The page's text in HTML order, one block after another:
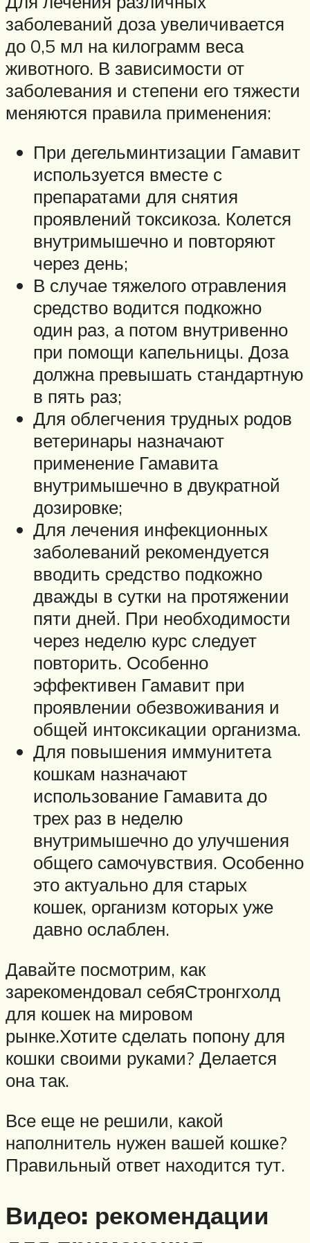
заболеваний доза увеличивается
до 0,5 мл на килограмм веса
животного. В зависимости от
заболевания и степени его тяжести
меняются правила применения:
При дегельминтизации Гамавит
используется вместе с
препаратами для снятия
проявлений токсикоза. Колется
внутримышечно и повторяют
через день;
В случае тяжелого отравления
средство водится подкожно
один раз, а потом внутривенно
при помощи капельницы. Доза
должна превышать стандартную
в пять раз;
Для облегчения трудных родов
ветеринары назначают
применение Гамавита
внутримышечно в двукратной
дозировке;
Для лечения инфекционных
заболеваний рекомендуется
вводить средство подкожно
дважды в сутки на протяжении
пяти дней. При необходимости
через неделю курс следует
повторить. Особенно
эффективен Гамавит при
проявлении обезвоживания и
общей интоксикации организма.
Для повышения иммунитета
кошкам назначают
использование Гамавита до
трех раз в неделю
внутримышечно до улучшения
общего самочувствия. Особенно
это актуально для старых
кошек, организм которых уже
давно ослаблен.
Давайте посмотрим, как
зарекомендовал себяСтронгхолд
для кошек на мировом
рынке.Хотите сделать попону для
кошки своими руками? Делается
она так.
Все еще не решили, какой
наполнитель нужен вашей кошке?
Правильный ответ находится тут.
Видео: рекомендации